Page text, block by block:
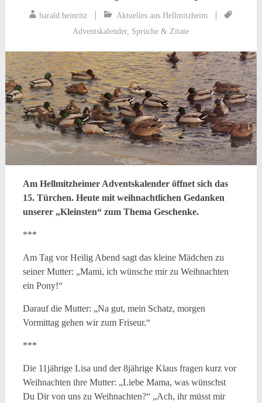
harald.heinritz
Aktuelles aus Hellmitzheim
Adventskalender, Sprüche & Zitate
Am Hellmitzheimer Adventskalender öffnet sich das
15. Türchen. Heute mit weihnachtlichen Gedanken
unserer „Kleinsten“ zum Thema Geschenke.
***
Am Tag vor Heilig Abend sagt das kleine Mädchen zu
seiner Mutter: „Mami, ich wünsche mir zu Weihnachten
ein Pony!“
Darauf die Mutter: „Na gut, mein Schatz, morgen
Vormittag gehen wir zum Friseur.“
***
Die 11jährige Lisa und der 8jährige Klaus fragen kurz vor
Weihnachten ihre Mutter: „Liebe Mama, was wünschst
Du Dir von uns zu Weihnachten?“ „Ach, ihr müsst mir